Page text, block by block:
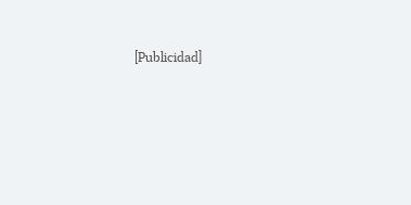
[Publicidad]